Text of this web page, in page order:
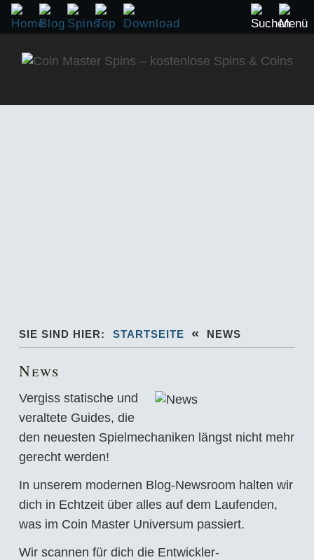
SIE SIND HIER: STARTSEITE « NEWS
News
Vergiss statische und
veraltete Guides, die
den neuesten Spielmechaniken längst nicht mehr
gerecht werden!
In unserem modernen Blog-Newsroom halten wir
dich in Echtzeit über alles auf dem Laufenden,
was im Coin Master Universum passiert.
Wir scannen für dich die Entwickler-